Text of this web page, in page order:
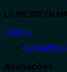
LO MEJOR EN
¡Vamos!
Avaliações
Avaliações